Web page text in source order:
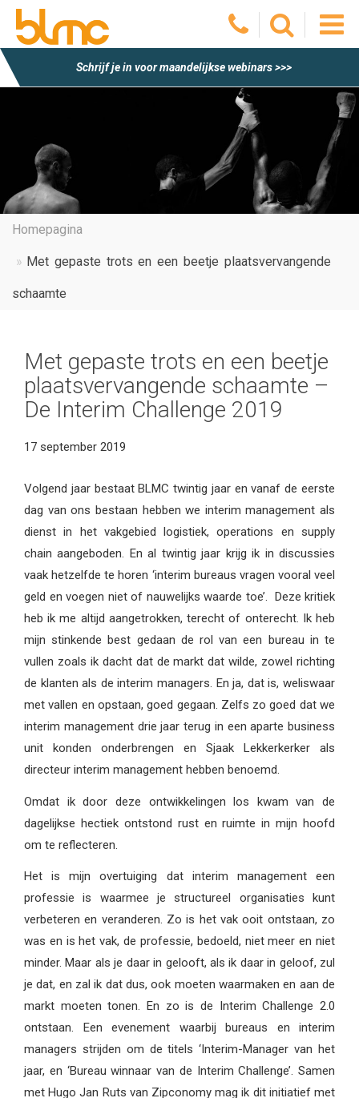
Schrijf je in voor maandelijkse webinars >>>
Homepagina
Met gepaste trots en een beetje plaatsvervangende
schaamte
Met gepaste trots en een beetje
plaatsvervangende schaamte –
De Interim Challenge 2019
17 september 2019
Volgend jaar bestaat BLMC twintig jaar en vanaf de eerste
dag van ons bestaan hebben we interim management als
dienst in het vakgebied logistiek, operations en supply
chain aangeboden. En al twintig jaar krijg ik in discussies
vaak hetzelfde te horen ‘interim bureaus vragen vooral veel
geld en voegen niet of nauwelijks waarde toe’. Deze kritiek
heb ik me altijd aangetrokken, terecht of onterecht. Ik heb
mijn stinkende best gedaan de rol van een bureau in te
vullen zoals ik dacht dat de markt dat wilde, zowel richting
de klanten als de interim managers. En ja, dat is, weliswaar
met vallen en opstaan, goed gegaan. Zelfs zo goed dat we
interim management drie jaar terug in een aparte business
unit konden onderbrengen en Sjaak Lekkerkerker als
directeur interim management hebben benoemd.
Omdat ik door deze ontwikkelingen los kwam van de
dagelijkse hectiek ontstond rust en ruimte in mijn hoofd
om te reflecteren.
Het is mijn overtuiging dat interim management een
professie is waarmee je structureel organisaties kunt
verbeteren en veranderen. Zo is het vak ooit ontstaan, zo
was en is het vak, de professie, bedoeld, niet meer en niet
minder. Maar als je daar in gelooft, als ik daar in geloof, zul
je dat, en zal ik dat dus, ook moeten waarmaken en aan de
markt moeten tonen. En zo is de Interim Challenge 2.0
ontstaan. Een evenement waarbij bureaus en interim
managers strijden om de titels ‘Interim-Manager van het
jaar, en ‘Bureau winnaar van de Interim Challenge’. Samen
met Hugo Jan Ruts van Zipconomy mag ik dit initiatief met